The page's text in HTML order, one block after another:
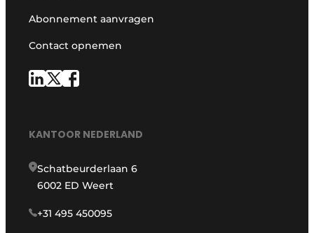
Abonnement aanvragen
Contact opnemen
KANTOOR NEDERLAND
Schatbeurderlaan 6
6002 ED Weert
+31 495 450095